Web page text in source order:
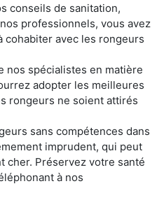
conseils de sanitation,
professionnels, vous avez
cohabiter avec les rongeurs
nos spécialistes en matière
adopter les meilleures
rongeurs ne soient attirés
sans compétences dans
imprudent, qui peut
cher. Préservez votre santé
à nos